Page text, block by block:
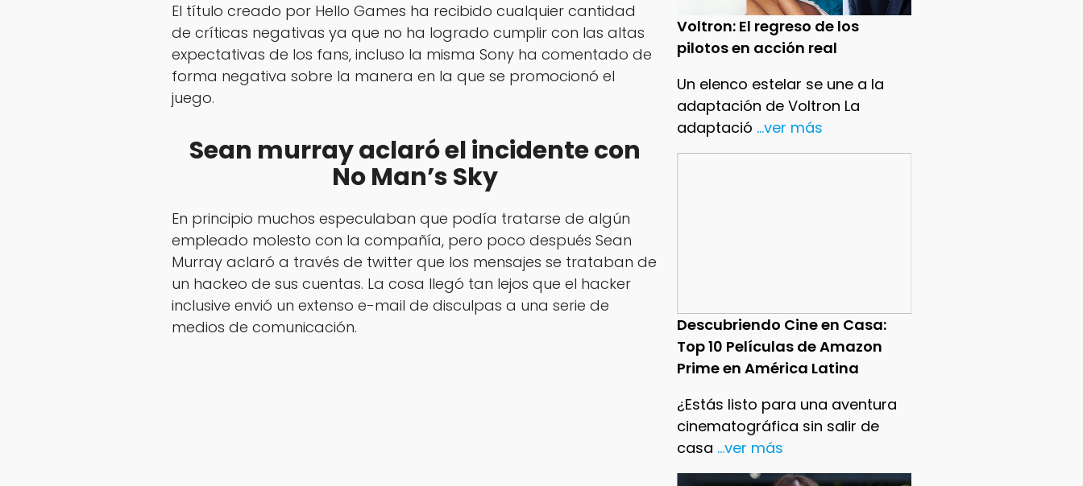
Voltron: El regreso de los
pilotos en acción real
Un elenco estelar se une a la
adaptación de Voltron La
adaptació ...ver más
Descubriendo Cine en Casa:
Top 10 Películas de Amazon
Prime en América Latina
¿Estás listo para una aventura
cinematográfica sin salir de
casa ...ver más
El título creado por Hello Games ha recibido cualquier cantidad
de críticas negativas ya que no ha logrado cumplir con las altas
expectativas de los fans, incluso la misma Sony ha comentado de
forma negativa sobre la manera en la que se promocionó el
juego.
Sean murray aclaró el incidente con
No Man’s Sky
En principio muchos especulaban que podía tratarse de algún
empleado molesto con la compañía, pero poco después Sean
Murray aclaró a través de twitter que los mensajes se trataban de
un hackeo de sus cuentas. La cosa llegó tan lejos que el hacker
inclusive envió un extenso e-mail de disculpas a una serie de
medios de comunicación.